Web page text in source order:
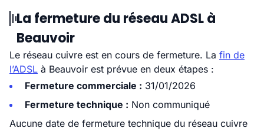
La fermeture du réseau ADSL à
Beauvoir
Le réseau cuivre est en cours de fermeture. La fin de
l’ADSL à Beauvoir est prévue en deux étapes :
Fermeture commerciale : 31/01/2026
Fermeture technique : Non communiqué
Aucune date de fermeture technique du réseau cuivre